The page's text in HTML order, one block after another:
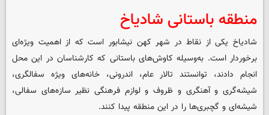
منطقه باستانی شادیاخ
شادیاخ یکی از نقاط در شهر کهن نیشابور است که از اهمیت ویژه‌ای
برخوردار است. به‌وسیله کاوش‌های باستانی که کارشناسان در این محل
انجام دادند، توانستند تالار عام، اندرونی، خانه‌های ویژه سفالگری،
شیشه‌گری و آهنگری و ظروف و لوازم فرهنگی نظیر سازه‌های سفالی،
شیشه‌ای و گچبری‌ها را در این منطقه پیدا کنند.